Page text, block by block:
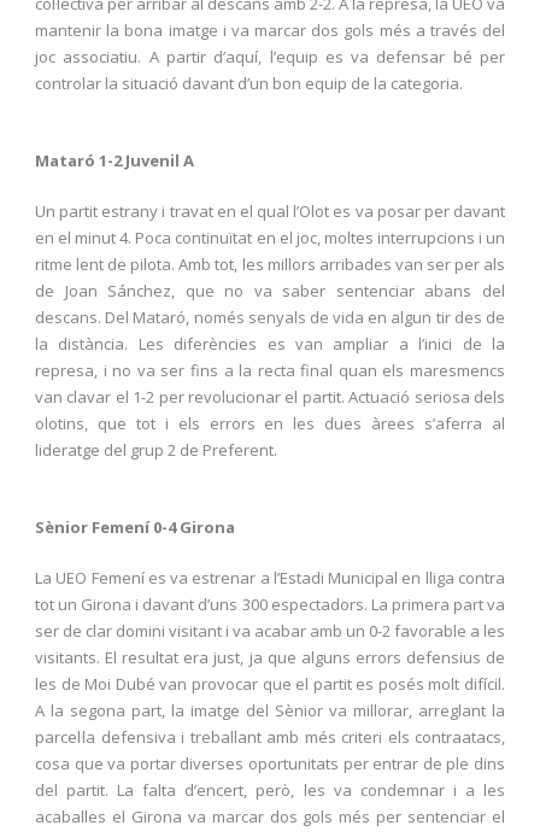
mantenir la bona imatge i va marcar dos gols més a través del
joc associatiu. A partir d’aquí, l’equip es va defensar bé per
controlar la situació davant d’un bon equip de la categoria.
Mataró 1-2 Juvenil A
Un partit estrany i travat en el qual l’Olot es va posar per davant
en el minut 4. Poca continuïtat en el joc, moltes interrupcions i un
ritme lent de pilota. Amb tot, les millors arribades van ser per als
de Joan Sánchez, que no va saber sentenciar abans del
descans. Del Mataró, només senyals de vida en algun tir des de
la distància. Les diferències es van ampliar a l’inici de la
represa, i no va ser fins a la recta final quan els maresmencs
van clavar el 1-2 per revolucionar el partit. Actuació seriosa dels
olotins, que tot i els errors en les dues àrees s’aferra al
lideratge del grup 2 de Preferent.
Sènior Femení 0-4 Girona
La UEO Femení es va estrenar a l’Estadi Municipal en lliga contra
tot un Girona i davant d’uns 300 espectadors. La primera part va
ser de clar domini visitant i va acabar amb un 0-2 favorable a les
visitants. El resultat era just, ja que alguns errors defensius de
les de Moi Dubé van provocar que el partit es posés molt difícil.
A la segona part, la imatge del Sènior va millorar, arreglant la
parcel·la defensiva i treballant amb més criteri els contraatacs,
cosa que va portar diverses oportunitats per entrar de ple dins
del partit. La falta d’encert, però, les va condemnar i a les
acaballes el Girona va marcar dos gols més per sentenciar el